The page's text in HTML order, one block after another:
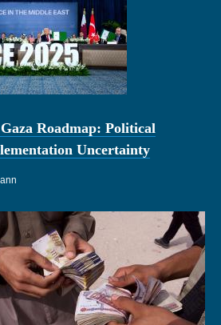
Roadmap: Political
Uncertainty